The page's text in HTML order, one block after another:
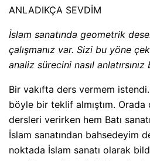
ANLADIKÇA SEVDİM
İslam sanatında geometrik
çalışmanız var. Sizi bu yöne
analiz sürecini nasıl anlatırsınız
Bir vakıfta ders vermem
böyle bir teklif almıştım.
dersleri verirken hem Batı
İslam sanatından bahsedeyim
noktada İslam sanatı olarak